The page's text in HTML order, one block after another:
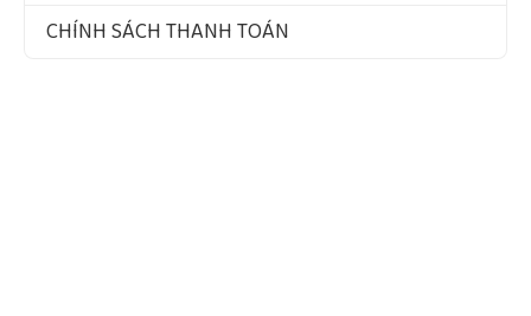
CHÍNH SÁCH THANH TOÁN